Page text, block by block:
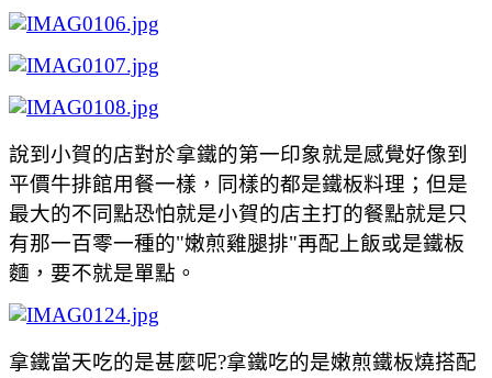
說到小賀的店對於拿鐵的第一印象就是感覺好像到
平價牛排館用餐一樣，同樣的都是鐵板料理；但是
最大的不同點恐怕就是小賀的店主打的餐點就是只
有那一百零一種的"嫩煎雞腿排"再配上飯或是鐵板
麵，要不就是單點。
拿鐵當天吃的是甚麼呢?拿鐵吃的是嫩煎鐵板燒搭配